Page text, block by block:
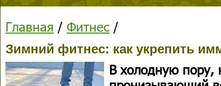
Главная / Фитнес /
Зимний фитнес: как укрепить
В холодную пору,